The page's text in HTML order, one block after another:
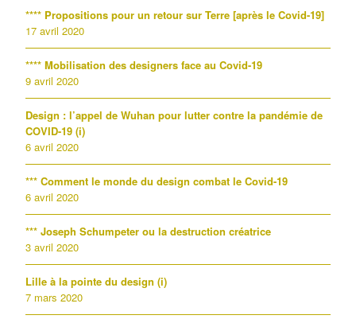
**** Propositions pour un retour sur Terre [après le Covid-19]
17 avril 2020
**** Mobilisation des designers face au Covid-19
9 avril 2020
Design : l’appel de Wuhan pour lutter contre la pandémie de
COVID-19 (i)
6 avril 2020
*** Comment le monde du design combat le Covid-19
6 avril 2020
*** Joseph Schumpeter ou la destruction créatrice
3 avril 2020
Lille à la pointe du design (i)
7 mars 2020